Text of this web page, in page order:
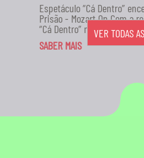
Espetáculo “Cá Dentro”
Prisão - Mozart On Com a
“Cá Dentro” no...
SABER MAIS
VER TODAS